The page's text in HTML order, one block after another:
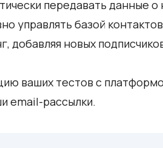
передавать данные о
управлять базой
добавляя новых
ваших тестов с
email-рассылки.